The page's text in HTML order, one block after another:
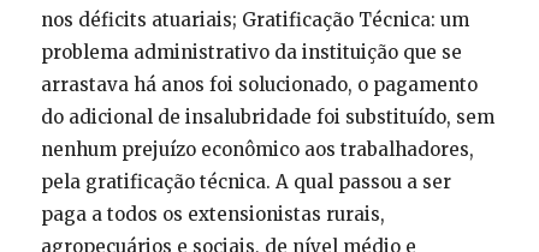
nos déficits atuariais; Gratificação Técnica: um
problema administrativo da instituição que se
arrastava há anos foi solucionado, o pagamento
do adicional de insalubridade foi substituído, sem
nenhum prejuízo econômico aos trabalhadores,
pela gratificação técnica. A qual passou a ser
paga a todos os extensionistas rurais,
agropecuários e sociais, de nível médio e